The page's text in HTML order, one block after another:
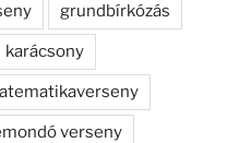
grundbírkózás
karácsony
verseny